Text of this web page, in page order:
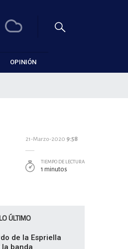
OPINIÓN
21-Marzo-2020 9:58
TIEMPO DE LECTURA
1 minutos
ÚLTIMO
de la Espriella
banda